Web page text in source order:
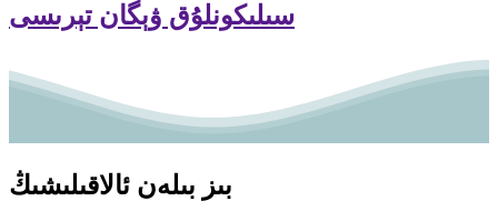
سىلىكونلۇق ۋېگان تېرىسى
بىز بىلەن ئالاقىلىشىڭ